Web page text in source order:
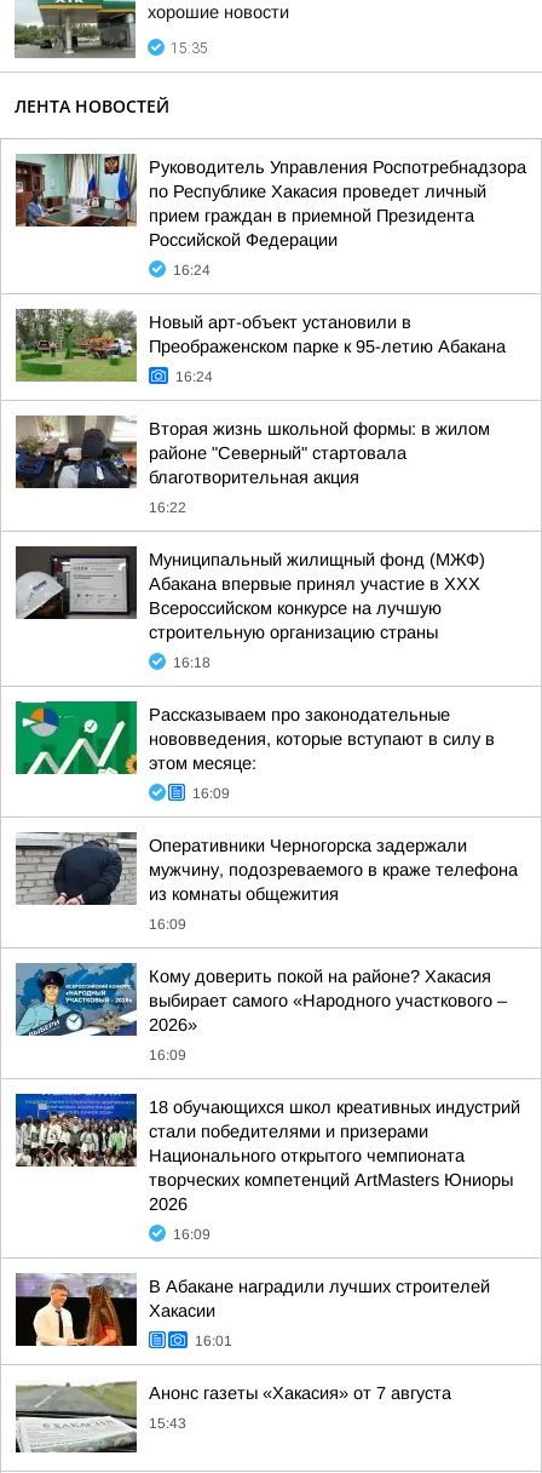
хорошие новости
15:35
ЛЕНТА НОВОСТЕЙ
Руководитель Управления Роспотребнадзора
по Республике Хакасия проведет личный
прием граждан в приемной Президента
Российской Федерации
16:24
Новый арт-объект установили в
Преображенском парке к 95-летию Абакана
16:24
Вторая жизнь школьной формы: в жилом
районе "Северный" стартовала
благотворительная акция
16:22
Муниципальный жилищный фонд (МЖФ)
Абакана впервые принял участие в ХХХ
Всероссийском конкурсе на лучшую
строительную организацию страны
16:18
Рассказываем про законодательные
нововведения, которые вступают в силу в
этом месяце:
16:09
Оперативники Черногорска задержали
мужчину, подозреваемого в краже телефона
из комнаты общежития
16:09
Кому доверить покой на районе? Хакасия
выбирает самого «Народного участкового –
2026»
16:09
18 обучающихся школ креативных индустрий
стали победителями и призерами
Национального открытого чемпионата
творческих компетенций ArtMasters Юниоры
2026
16:09
В Абакане наградили лучших строителей
Хакасии
16:01
Анонс газеты «Хакасия» от 7 августа
15:43